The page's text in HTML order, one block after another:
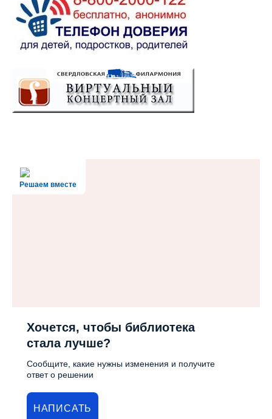
Решаем вместе
Хочется, чтобы библиотека
стала лучше?
Сообщите, какие нужны изменения и получите
ответ о решении
НАПИСАТЬ